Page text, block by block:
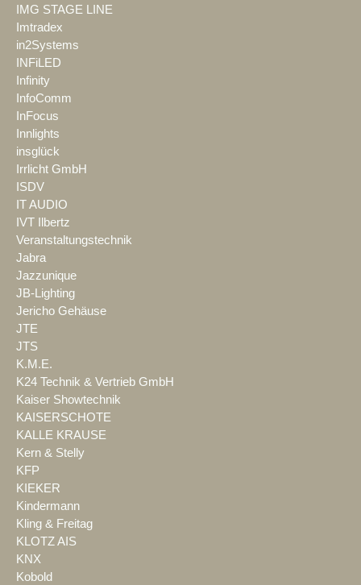
IMG STAGE LINE
Imtradex
in2Systems
INFiLED
Infinity
InfoComm
InFocus
Innlights
insglück
Irrlicht GmbH
ISDV
IT AUDIO
IVT Ilbertz
Veranstaltungstechnik
Jabra
Jazzunique
JB-Lighting
Jericho Gehäuse
JTE
JTS
K.M.E.
K24 Technik & Vertrieb GmbH
Kaiser Showtechnik
KAISERSCHOTE
KALLE KRAUSE
Kern & Stelly
KFP
KIEKER
Kindermann
Kling & Freitag
KLOTZ AIS
KNX
Kobold